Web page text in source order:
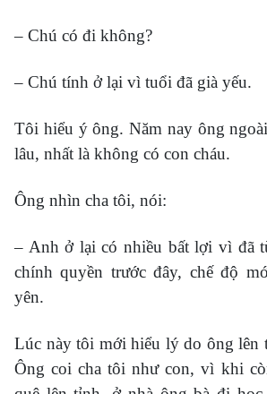
– Chú có đi không?
– Chú tính ở lại vì tuổi đã già yếu.
Tôi hiểu ý ông. Năm nay ông
lâu, nhất là không có con cháu.
Ông nhìn cha tôi, nói:
– Anh ở lại có nhiều bất lợi vì đã
chính quyền trước đây, chế độ
yên.
Lúc này tôi mới hiểu lý do ông lên
Ông coi cha tôi như con, vì khi